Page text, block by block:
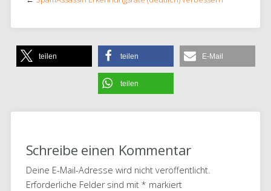
teilen teilen E-Mail
teilen
Schreibe einen Kommentar
Deine E-Mail-Adresse wird nicht veröffentlicht.
Erforderliche Felder sind mit * markiert